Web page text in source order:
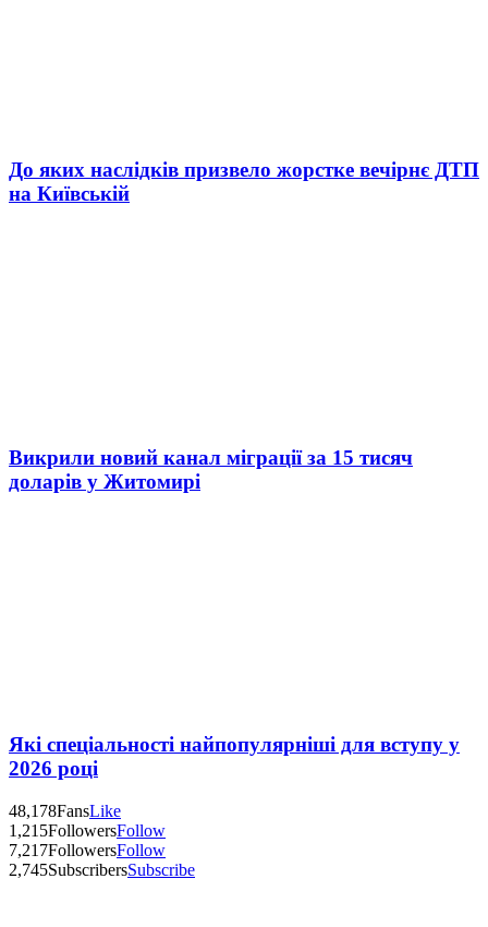
До яких наслідків призвело жорстке вечірнє ДТП
на Київській
Викрили новий канал міграції за 15 тисяч
доларів у Житомирі
Які спеціальності найпопулярніші для вступу у
2026 році
48,178FansLike
1,215FollowersFollow
7,217FollowersFollow
2,745SubscribersSubscribe